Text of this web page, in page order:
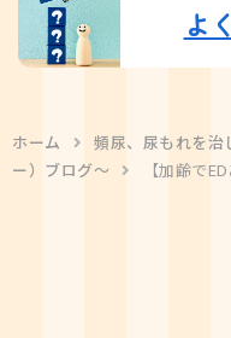
よ
ホーム
頻尿、尿もれを治
ー）ブログ〜
【加齢で